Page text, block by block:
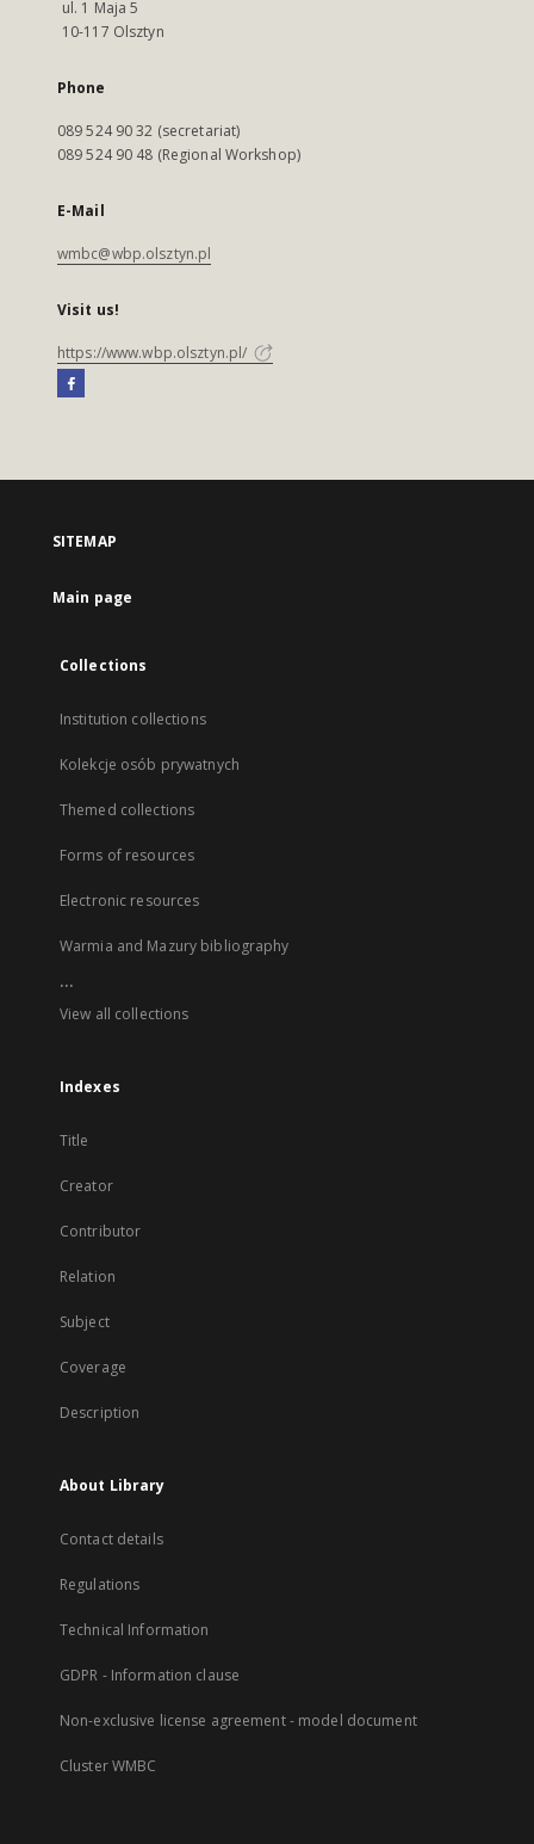
ul. 1 Maja 5
10-117 Olsztyn
Phone
089 524 90 32 (secretariat)
089 524 90 48 (Regional Workshop)
E-Mail
wmbc@wbp.olsztyn.pl
Visit us!
https://www.wbp.olsztyn.pl/
SITEMAP
Main page
Collections
Institution collections
Kolekcje osób prywatnych
Themed collections
Forms of resources
Electronic resources
Warmia and Mazury bibliography
...
View all collections
Indexes
Title
Creator
Contributor
Relation
Subject
Coverage
Description
About Library
Contact details
Regulations
Technical Information
GDPR - Information clause
Non-exclusive license agreement - model document
Cluster WMBC